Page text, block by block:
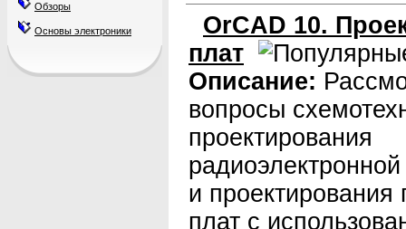
Обзоры
Основы электроники
OrCAD 10.
плат
Описание:
вопросы
проектирования
и проектирования
плат с